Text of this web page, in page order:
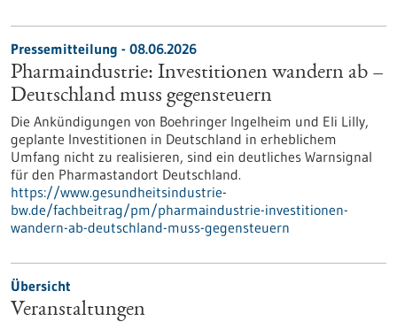
Pressemitteilung - 08.06.2026
Pharmaindustrie: Investitionen wandern ab –
Deutschland muss gegensteuern
Die Ankündigungen von Boehringer Ingelheim und Eli Lilly,
geplante Investitionen in Deutschland in erheblichem
Umfang nicht zu realisieren, sind ein deutliches Warnsignal
für den Pharmastandort Deutschland.
https://www.gesundheitsindustrie-
bw.de/fachbeitrag/pm/pharmaindustrie-investitionen-
wandern-ab-deutschland-muss-gegensteuern
Übersicht
Veranstaltungen